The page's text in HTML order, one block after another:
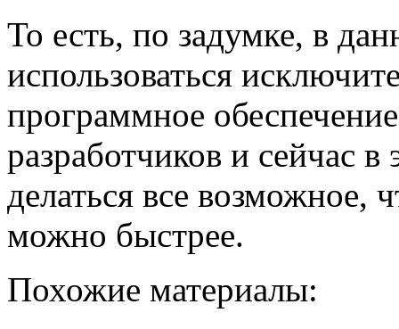
То есть, по задумке, в
использоваться
программное
разработчиков и сейчас
делаться все возможное,
можно быстрее.
Похожие материалы: